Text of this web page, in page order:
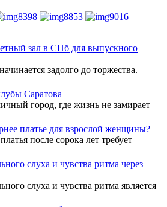
зал в СПб для выпускного
задолго до торжества.
Саратова
город, где жизнь не замирает
платье для взрослой женщины?
после сорока лет требует
слуха и чувства ритма через
слуха и чувства ритма является